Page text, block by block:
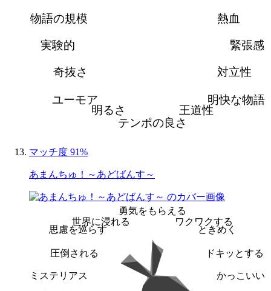
熱血
緊張感
対立性
明快な物語
王道性
テンポの良さ
明るさ
ユーモア
奇抜さ
実験的
物語の規模
マッチ度 91%
あまんちゅ！～あどばんす～
勇気をもらえる
ワクワクする
ときめく
ドキッとする
かっこいい
ミステリアス
圧倒される
思慮を巡らす
世界に浸れる